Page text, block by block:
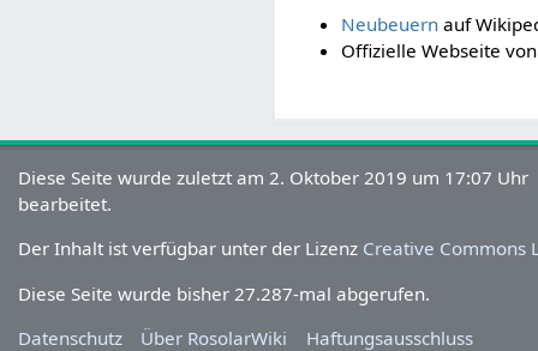
Neubeuernauf
Offizielle Webseite
Diese Seite wurde zuletzt am 2. Oktober 2019 um 17:07 Uhr
bearbeitet.
Der Inhalt ist verfügbar unter der Lizenz Creative Commons
Diese Seite wurde bisher 27.287-mal abgerufen.
Datenschutz
Über RosolarWiki Haftungsausschluss